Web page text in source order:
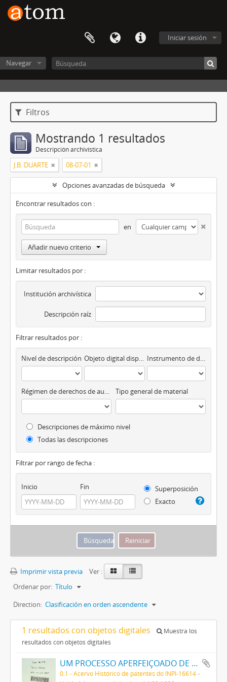
Iniciar sesión
Navegar
Filtros
Mostrando 1 resultados
Descripción archivística
J.B. DUARTE 08-07-01
Opciones avanzadas de búsqueda
Encontrar resultados con :
en
Añadir nuevo criterio
Limitar resultados por :
Institución archivística
Descripción raíz
Filtrar resultados por :
Nivel de descripción Objeto digital disponibles Instrumento de descripción
Régimen de derechos de autor Tipo general de material
Descripciones de máximo nivel
Todas las descripciones
Filtrar por rango de fecha :
Inicio Fin
Superposición
Exacto
Imprimir vista previa
Ver :
Ordenar por: Título
Direction: Clasificación en orden ascendente
1 resultados con objetos digitales
Muestra los
resultados con objetos digitales
UM PROCESSO APERFEIÇOADO DE FABRICAÇÃO DE TINTAS PRETAS DE ENXOFRE
0.1 - Acervo Histórico de patentes do INPI-16614